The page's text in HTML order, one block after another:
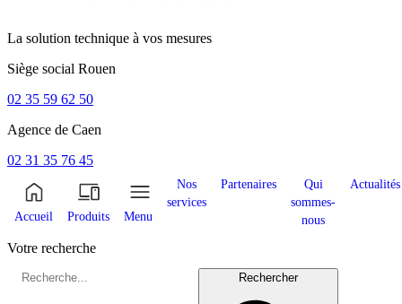
La solution technique à vos mesures
Siège social Rouen
02 35 59 62 50
Agence de Caen
02 31 35 76 45
Accueil Produits Menu
Nos
services
Partenaires
Qui
sommes-
nous
Actualités
Votre recherche
Rechercher